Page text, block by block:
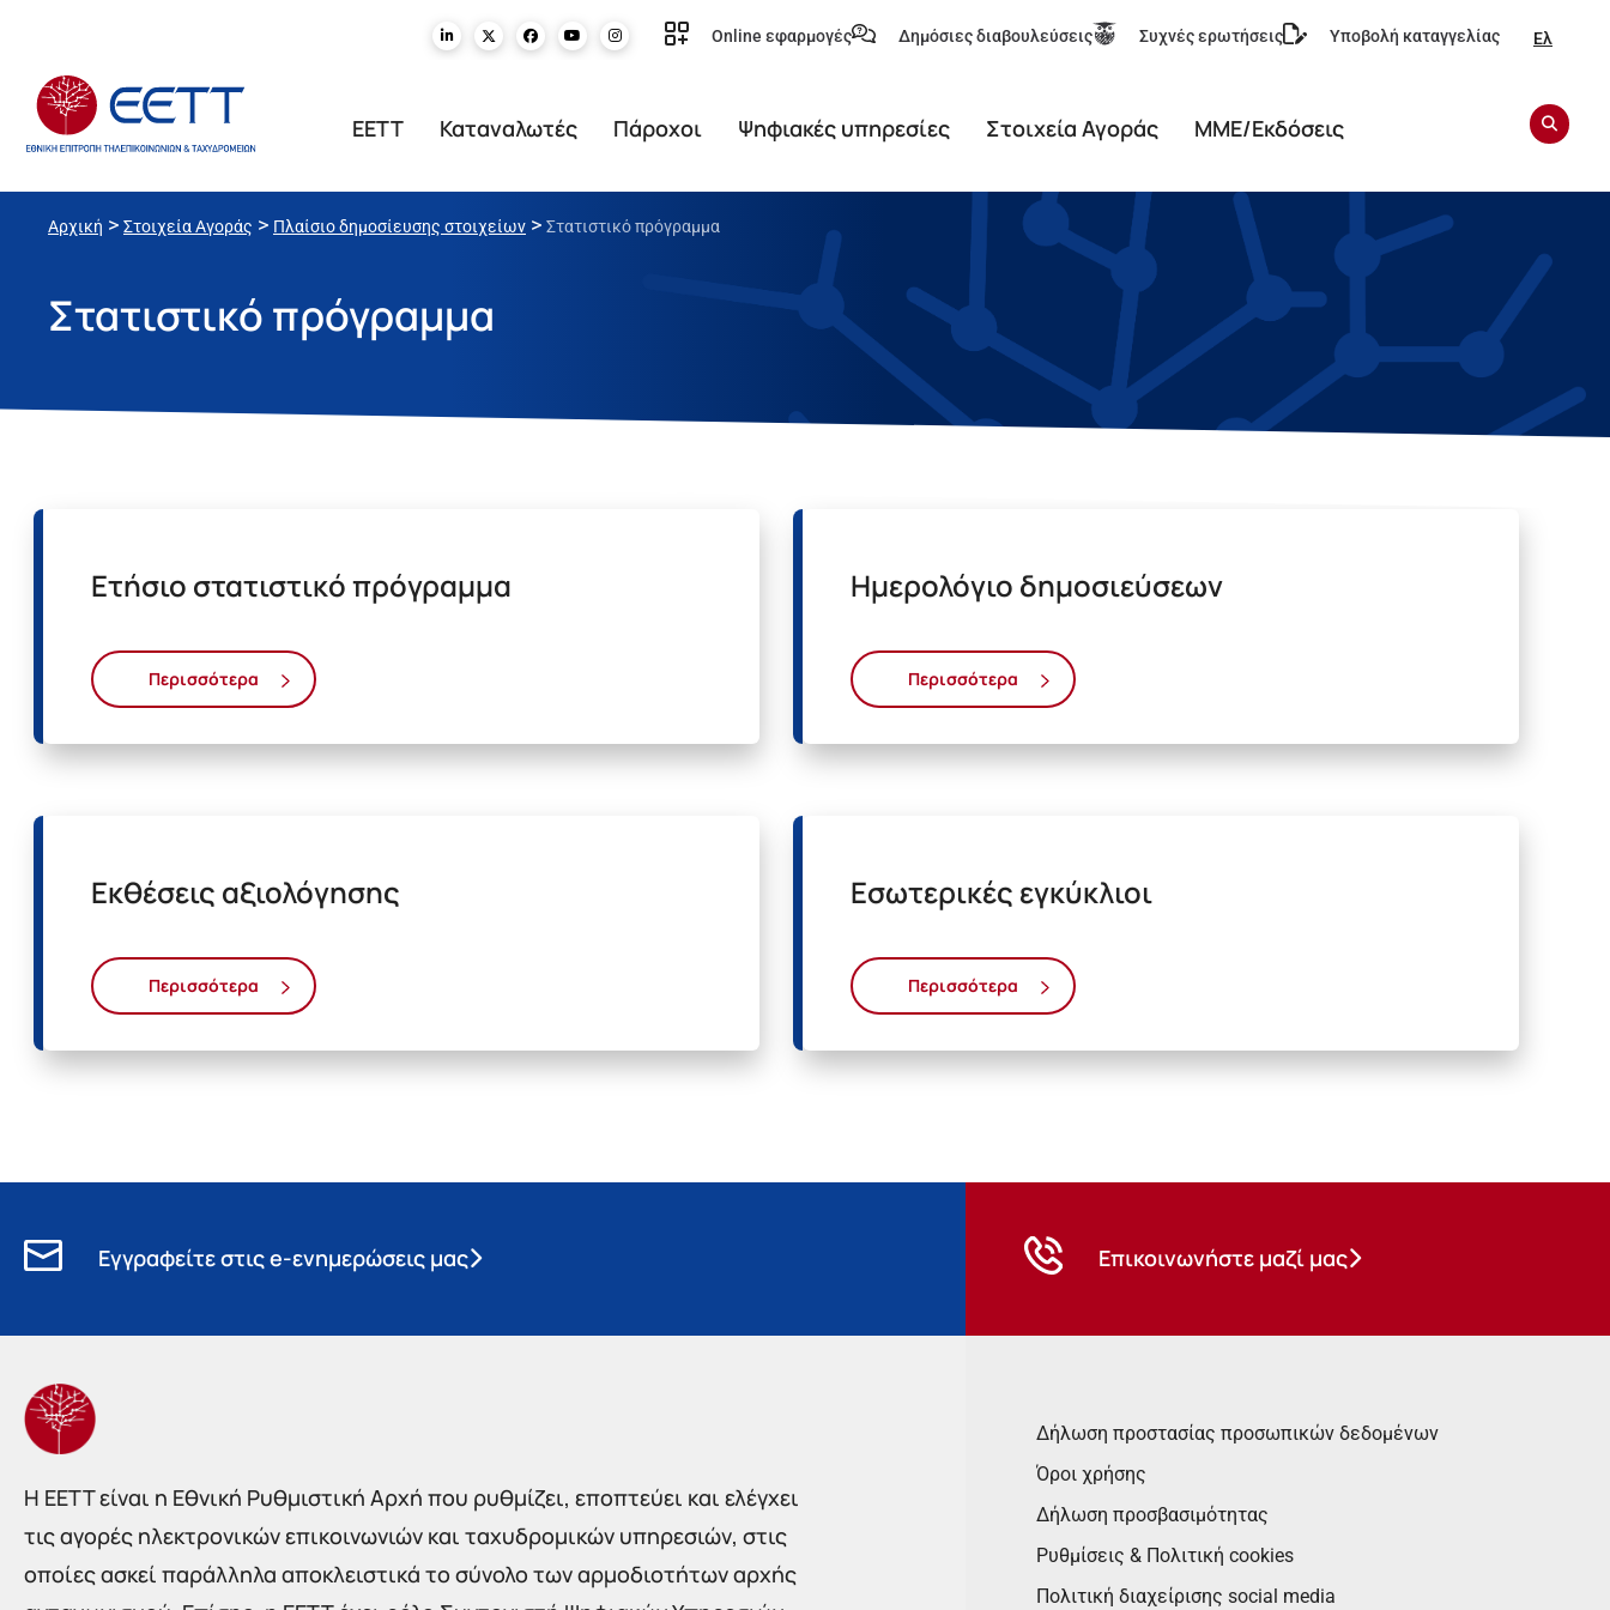
Online εφαρμογές Δημόσιες διαβουλεύσεις Συχνές ερωτήσεις Υποβολή καταγγελίας Ελ
ΕΕΤΤ Καταναλωτές Πάροχοι Ψηφιακές υπηρεσίες Στοιχεία Αγοράς ΜΜΕ/Εκδόσεις
Αρχική > Στοιχεία Αγοράς > Πλαίσιο δημοσίευσης στοιχείων > Στατιστικό πρόγραμμα
Στατιστικό πρόγραμμα
Ετήσιο στατιστικό πρόγραμμα
Περισσότερα
Ημερολόγιο δημοσιεύσεων
Περισσότερα
Εκθέσεις αξιολόγησης
Περισσότερα
Εσωτερικές εγκύκλιοι
Περισσότερα
Εγγραφείτε στις e-ενημερώσεις μας Επικοινωνήστε μαζί μας
Η EETT είναι η Εθνική Ρυθμιστική Αρχή που ρυθμίζει, εποπτεύει και ελέγχει
τις αγορές ηλεκτρονικών επικοινωνιών και ταχυδρομικών υπηρεσιών, στις
οποίες ασκεί παράλληλα αποκλειστικά το σύνολο των αρμοδιοτήτων αρχής
Δήλωση προστασίας προσωπικών δεδομένων
Όροι χρήσης
Δήλωση προσβασιμότητας
Ρυθμίσεις & Πολιτική cookies
Πολιτική διαχείρισης social media